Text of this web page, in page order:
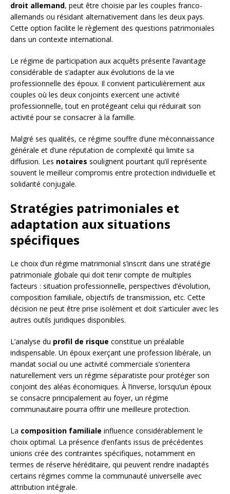
droit allemand, peut être choisie par les couples franco-
allemands ou résidant alternativement dans les deux pays.
Cette option facilite le règlement des questions patrimoniales
dans un contexte international.
Le régime de participation aux acquêts présente l’avantage
considérable de s’adapter aux évolutions de la vie
professionnelle des époux. Il convient particulièrement aux
couples où les deux conjoints exercent une activité
professionnelle, tout en protégeant celui qui réduirait son
activité pour se consacrer à la famille.
Malgré ses qualités, ce régime souffre d’une méconnaissance
générale et d’une réputation de complexité qui limite sa
diffusion. Les notaires soulignent pourtant qu’il représente
souvent le meilleur compromis entre protection individuelle et
solidarité conjugale.
Stratégies patrimoniales et
adaptation aux situations
spécifiques
Le choix d’un régime matrimonial s’inscrit dans une stratégie
patrimoniale globale qui doit tenir compte de multiples
facteurs : situation professionnelle, perspectives d’évolution,
composition familiale, objectifs de transmission, etc. Cette
décision ne peut être prise isolément et doit s’articuler avec les
autres outils juridiques disponibles.
L’analyse du profil de risque constitue un préalable
indispensable. Un époux exerçant une profession libérale, un
mandat social ou une activité commerciale s’orientera
naturellement vers un régime séparatiste pour protéger son
conjoint des aléas économiques. À l’inverse, lorsqu’un époux
se consacre principalement au foyer, un régime
communautaire pourra offrir une meilleure protection.
La composition familiale influence considérablement le
choix optimal. La présence d’enfants issus de précédentes
unions crée des contraintes spécifiques, notamment en
termes de réserve héréditaire, qui peuvent rendre inadaptés
certains régimes comme la communauté universelle avec
attribution intégrale.